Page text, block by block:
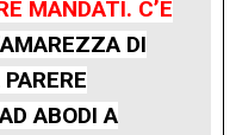
MANDATI. C’È
DI
ABODI A